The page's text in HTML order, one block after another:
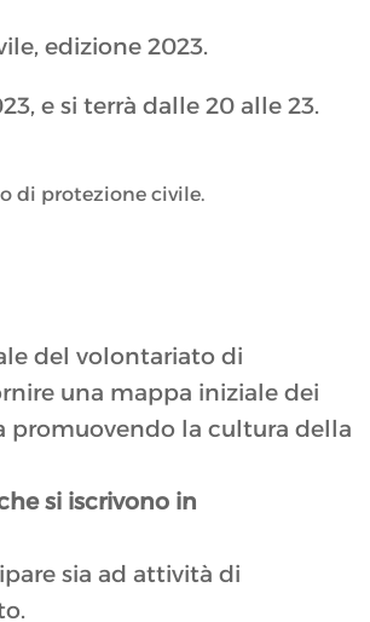
edizione 2023.
e si terrà dalle 20 alle 23.
di protezione civile.
del volontariato di
una mappa iniziale dei
promuovendo la cultura della
si iscrivono in
sia ad attività di